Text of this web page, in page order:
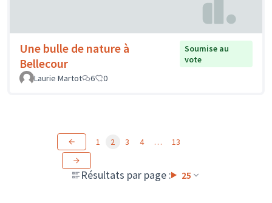
Une bulle de nature à
Bellecour
Soumise au
vote
Laurie Martot
6 0
Résultats par page : 25
1 2 3 4 … 13